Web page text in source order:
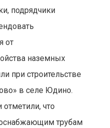
подрядчики
от
наземных
при строительстве
в селе Юдино.
что
трубам